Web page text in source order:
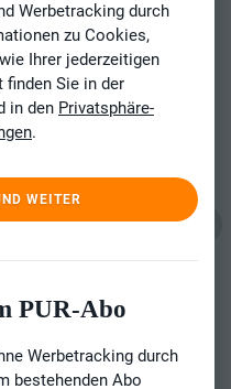
Werbetracking durch
zu Cookies,
Ihrer jederzeitigen
Sie in der
in den Privatsphäre-
.
WEITER
PUR-Abo
Werbetracking durch
bestehenden Abo